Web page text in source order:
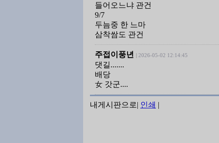
들어오느냐 관건
9/7
두늠중 한 느마
삼착쌈도 관건
주접이풍년 | 2026-05-02 12:14:45
댓길.......
배당
女 갓군....
내게시판으로| 인쇄 |